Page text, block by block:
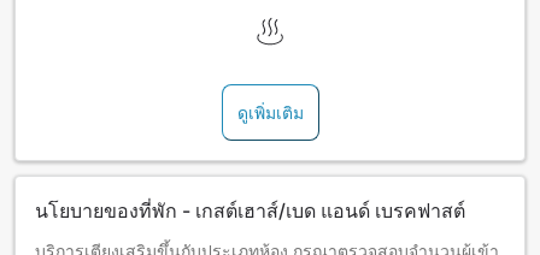
ดูเพิ่มเติม
นโยบายของที่พัก - เกสต์เฮาส์/เบด แอนด์ เบรคฟาสต์
บริการเตียงเสริมขึ้นกับประเภทห้อง กรุณาตรวจสอบจำนวนผู้เข้า